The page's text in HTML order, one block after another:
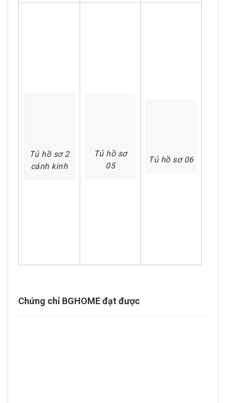
Tủ hồ sơ 2
cánh kinh
Tủ hồ sơ
05
Tủ hồ sơ 06
Chứng chỉ BGHOME đạt được